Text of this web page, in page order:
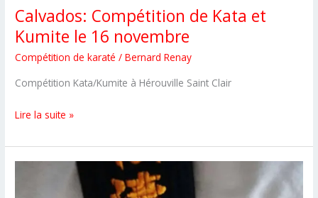
Calvados: Compétition de Kata et
Kumite le 16 novembre
Compétition de karaté /Bernard Renay
Compétition Kata/Kumite à Hérouville Saint Clair
Calvados:
de
Lire la suite »